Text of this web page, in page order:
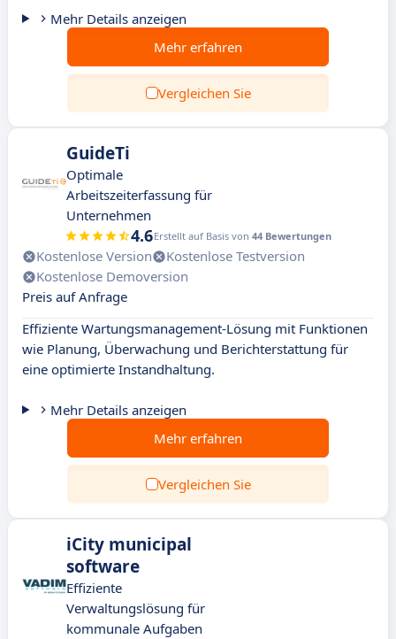
Mehr Details anzeigen
Mehr erfahren
Vergleichen Sie
GuideTi
Optimale
Arbeitszeiterfassung für
Unternehmen
4.6Erstellt auf Basis von 44 Bewertungen
Kostenlose Version
Kostenlose Testversion
Kostenlose Demoversion
Preis auf Anfrage
Effiziente Wartungsmanagement-Lösung mit Funktionen
wie Planung, Überwachung und Berichterstattung für
eine optimierte Instandhaltung.
Mehr Details anzeigen
Mehr erfahren
Vergleichen Sie
iCity municipal
software
Effiziente
Verwaltungslösung für
kommunale Aufgaben